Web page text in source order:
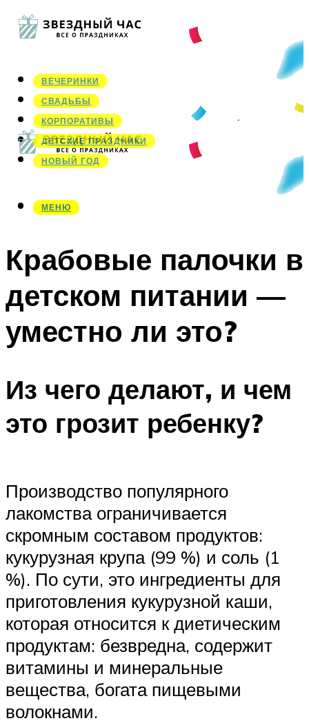
ВЕЧЕРИНКИ
СВАДЬБЫ
КОРПОРАТИВЫ
ДЕТСКИЕ ПРАЗДНИКИ
НОВЫЙ ГОД
МЕНЮ
МЕНЮ
Крабовые палочки в
детском питании —
уместно ли это?
Из чего делают, и чем
это грозит ребенку?
Производство популярного
лакомства ограничивается
скромным составом продуктов:
кукурузная крупа (99 %) и соль (1
%). По сути, это ингредиенты для
приготовления кукурузной каши,
которая относится к диетическим
продуктам: безвредна, содержит
витамины и минеральные
вещества, богата пищевыми
волокнами.